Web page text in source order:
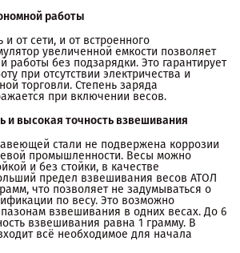
работы
и от сети, и от встроенного
увеличенной емкости позволяет
работы без подзарядки. Это гарантирует
при отсутствии электричества и
торговли. Степень заряда
при включении весов.
и высокая точность взвешивания
стали не подвержена коррозии
промышленности. Весы можно
и без стойки, в качестве
предел взвешивания весов АТОЛ
что позволяет не задумываться о
по весу. Это возможно
взвешивания в одних весах. До 6
взвешивания равна 1 грамму. В
всё необходимое для начала